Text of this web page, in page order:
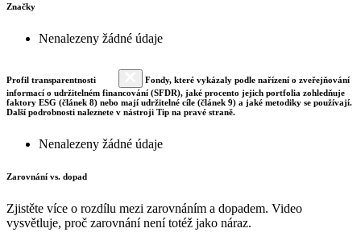
Značky
Nenalezeny žádné údaje
Profil transparentnosti
Fondy, které vykázaly podle nařízení o zveřejňování
informací o udržitelném financování (SFDR), jaké procento jejich portfolia zohledňuje
faktory ESG (článek 8) nebo mají udržitelné cíle (článek 9) a jaké metodiky se používají.
Další podrobnosti naleznete v nástroji Tip na pravé straně.
Nenalezeny žádné údaje
Zarovnání vs. dopad
Zjistěte více o rozdílu mezi zarovnáním a dopadem. Video
vysvětluje, proč zarovnání není totéž jako náraz.